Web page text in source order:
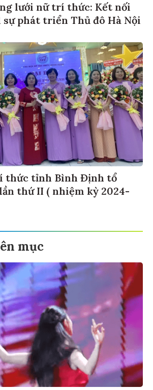
lưới nữ trí thức: Kết nối
phát triển Thủ đô Hà Nội
thức tỉnh Bình Định tổ
thứ II ( nhiệm kỳ 2024-
mục